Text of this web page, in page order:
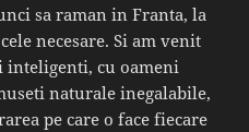
sa raman in Franta, la
necesare. Si am venit
inteligenti, cu oameni
naturale inegalabile,
pe care o face fiecare